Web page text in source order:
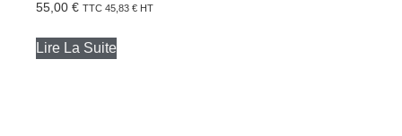
55,00 € TTC 45,83 € HT
Lire La Suite